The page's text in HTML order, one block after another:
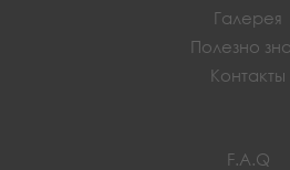
Галерея
Полезно
Контакты
F.A.Q